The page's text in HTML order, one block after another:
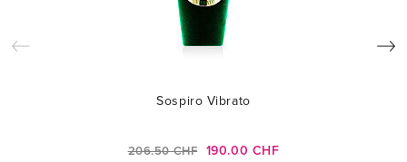
Sospiro Vibrato
206.50 CHF 190.00 CHF